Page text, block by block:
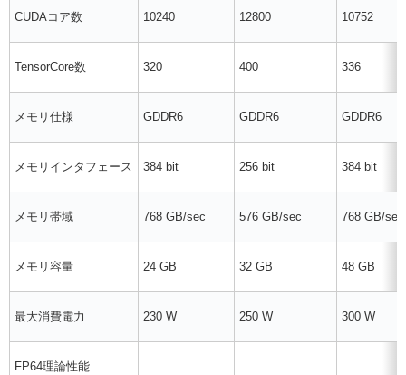
CUDAコア数 10240 12800 10752
TensorCore数 320 400 336
メモリ仕様 GDDR6 GDDR6 GDDR6
メモリインタフェース 384 bit 256 bit 384 bit
メモリ帯域 768 GB/sec 576 GB/sec 768 GB/sec
メモリ容量 24 GB 32 GB 48 GB
最大消費電力 230 W 250 W 300 W
FP64理論性能